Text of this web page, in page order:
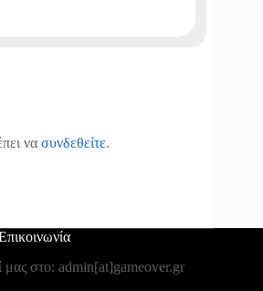
να συνδεθείτε.
μας στο: admin[at]gameover.gr